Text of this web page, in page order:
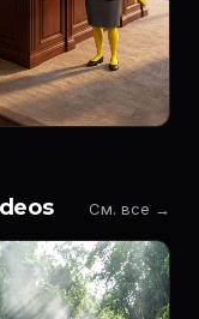
См. все →